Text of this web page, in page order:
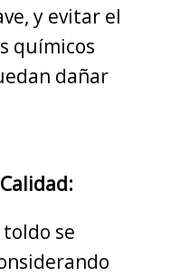
y evitar el
químicos
dañar
se